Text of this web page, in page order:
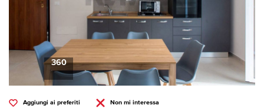
360
Aggiungi ai preferiti Non mi interessa